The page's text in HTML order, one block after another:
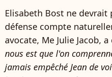
Elisabeth Bost ne devrait
défense compte
avocate, Me Julie Jacob,
nous est que l'on
jamais empêché Jean de